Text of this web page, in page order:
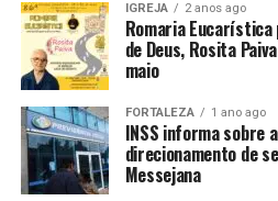
IGREJA 2 anos ago
Romaria
de Deus, Rosita
maio
FORTALEZA 1 ano ago
INSS informa sobre
direcionamento de
Messejana